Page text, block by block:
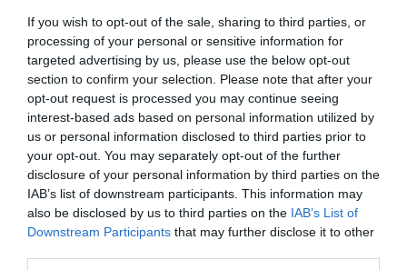
If you wish to opt-out of the sale, sharing to third parties, or
processing of your personal or sensitive information for
targeted advertising by us, please use the below opt-out
section to confirm your selection. Please note that after your
opt-out request is processed you may continue seeing
interest-based ads based on personal information utilized by
us or personal information disclosed to third parties prior to
your opt-out. You may separately opt-out of the further
disclosure of your personal information by third parties on the
IAB’s list of downstream participants. This information may
also be disclosed by us to third parties on the IAB’s List of
Downstream Participants that may further disclose it to other
chiar şi în mod anonim, 118 pentru a semnala
rănirea”.
Zidul de tăcere s-a prăbuşit când, după repetate
convocări, pusă în faţa nepotrivirilor declaraţiilor
amicilor,o fată de 20 de ani prezentă la bătaie a
povestit în sfârşit adevărul şi a spus numele
Rendina.Tânărul este convocat. Nu face faţă.